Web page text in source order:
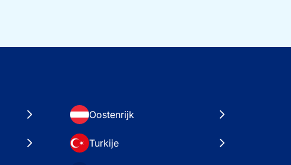
Oostenrijk
Turkije